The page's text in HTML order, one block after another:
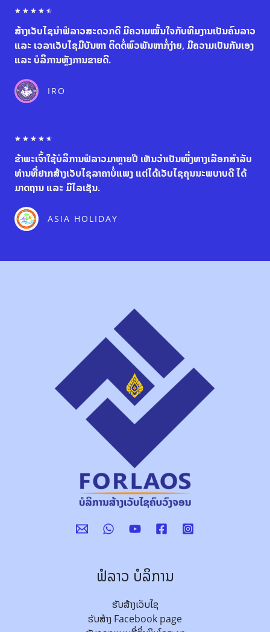
☆ ☆ ☆ ☆ ☆
t
e
4
5
o
ສ້າງເວັບໄຊນຳຟໍລາວສະດວກດີ ມີຄວາມໝັ້ນໃຈກັບທີມງານເປັນຄົນລາວ
ແລະ ເວລາເວັບໄຊມີບັນຫາ ຕິດຕໍ່ພົວພັນຫາກໍ່ງ່າຍ, ມີຄວາມເປັນກັນເອງ
ແລະ ບໍລິການຫຼັງການຂາຍດີ.
IRO
☆ ☆ ☆ ☆ ☆
t
e
4
6
o
ຂ້າພະເຈົ້າໃຊ້ບໍລິການຟໍລາວມາຫຼາຍປີ ເຫັນວ່າເປັນໜຶ່ງທາງເລືອກສຳລັບ
ທ່ານທີ່ຢາກສ້າງເວັບໄຊລາຄາບໍ່ແພງ ແຕ່ໄດ້ເວັບໄຊຄຸນນະພບາບດີ ໄດ້
ມາດຖານ ແລະ ມີໄລເຊັນ.
ASIA HOLIDAY
ຟໍລາວ ບໍລິການ
ຮັບສ້າງເວັບໄຊ
ຮັບສ້າງ Facebook page